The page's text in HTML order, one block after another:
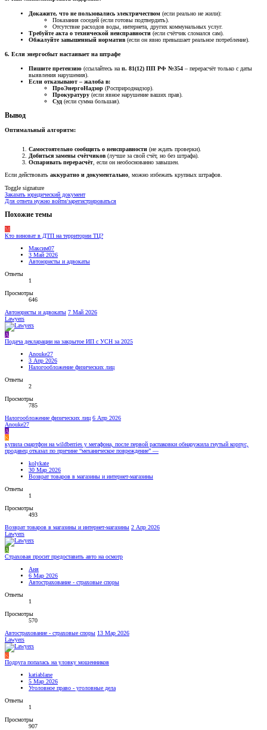
Докажите, что не пользовались электричеством (если реально не жили):
Показания соседей (если готовы подтвердить).
Отсутствие расходов воды, интернета, других коммунальных услуг.
Требуйте акта о технической неисправности (если счётчик сломался сам).
Обжалуйте завышенный норматив (если он явно превышает реальное потребление).
6. Если энергосбыт настаивает на штрафе
Пишите претензию (ссылайтесь нап. 81(12) ПП РФ №354 – перерасчёт только с даты
выявления нарушения).
Если отказывают – жалоба в:
ПроЭнергоНадзор (Росприроднадзор).
Прокуратуру (если явное нарушение ваших прав).
Суд (если сумма большая).
Вывод
Оптимальный алгоритм:
Самостоятельно сообщить о неисправности (не ждать проверки).
Добиться замены счётчиков (лучше за свой счёт, но без штрафа).
Оспаривать перерасчёт , если он необоснованно завышен.
Если действовать аккуратно и документально , можно избежать крупных штрафов.
Toggle signature
Заказать юридический документ
Для ответа нужно войти/зарегистрироваться
Похожие темы
М
Кто виноват в ДТП на территории ТЦ?
Максим07
3 Май 2026
Автоюристы и адвокаты
Ответы
1
Просмотры
646
Автоюристы и адвокаты 7 Май 2026
Lawyers
A
Подача декларации на закрытое ИП с УСН за 2025
Anouke27
3 Апр 2026
Налогообложение физических лиц
Ответы
2
Просмотры
785
Налогообложение физических лиц 6 Апр 2026
Anouke27
A
K
купила смартфон на wildberries у мегафона, после первой распаковки обнаружила гнутый корпус,
продавец отказал по причине “механическое повреждение” —
kolykate
30 Мар 2026
Возврат товаров в магазины и интернет-магазины
Ответы
1
Просмотры
493
Возврат товаров в магазины и интернет-магазины 2 Апр 2026
Lawyers
А
Страховая просит предоставить авто на осмотр
Аня
6 Мар 2026
Автострахование - страховые споры
Ответы
1
Просмотры
570
Автострахование - страховые споры 13 Мар 2026
Lawyers
K
Подруга попалась на уловку мошенников
katiablane
5 Мар 2026
Уголовное право - уголовные дела
Ответы
1
Просмотры
907